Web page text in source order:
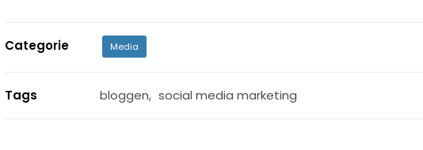
Categorie Media
Tags bloggen, social media marketing